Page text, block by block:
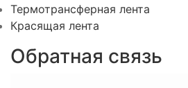
Термотрансферная лента
Красящая лента
Обратная связь